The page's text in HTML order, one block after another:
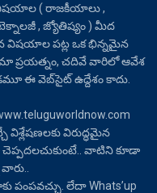
విషయాల ( రాజకీయాలు ,
టెక్నాలజీ , జ్యోతిష్యం ) మీద
విషయాల పట్ల ఒక భిన్నమైన
ప్రయత్నం, చదివే వారిలో ఆవేశ
ఈ వెబ్‌సైట్ ఉద్దేశం కాదు.
విశ్లేషణలకు విరుద్ధమైన
వాటిని కూడా
పంపవచ్చు. లేదా Whats’up